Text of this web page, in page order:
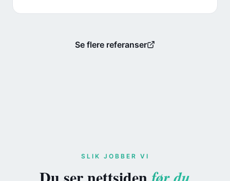
Se flere referanser
SLIK JOBBER VI